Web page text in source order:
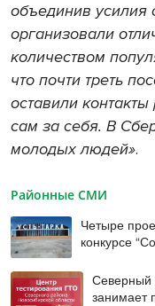
объединив усилия
организовали
количеством
что почти треть
оставили
сам за себя. В
молодых людей».
Районные СМИ
Четыре
конкурсе
Северный
занимает